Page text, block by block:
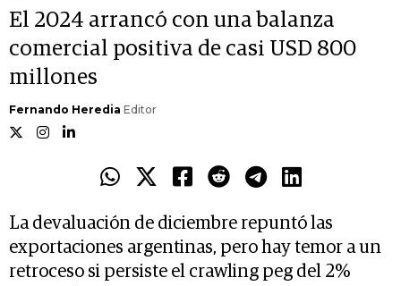
El 2024 arrancó con una balanza
comercial positiva de casi USD 800
millones
Fernando Heredia Editor
La devaluación de diciembre repuntó las
exportaciones argentinas, pero hay temor a un
retroceso si persiste el crawling peg del 2%